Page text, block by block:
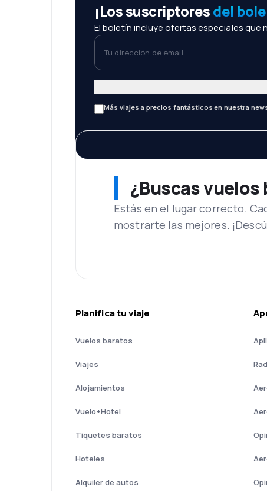
¡Los suscriptoresdel
El boletín incluye ofertas especiales que
Tu dirección de email
Más viajes a precios fantásticos en nuestra
¿Buscas
Estás en el lugar correcto.
mostrarte las mejores.
Planifica tu viaje
Vuelos baratos
Viajes
Alojamientos
Vuelo+Hotel
Tiquetes baratos
Hoteles
Alquiler de autos